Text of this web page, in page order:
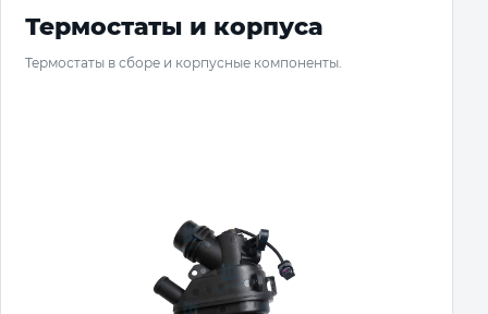
Термостаты и корпуса
Термостаты в сборе и корпусные компоненты.